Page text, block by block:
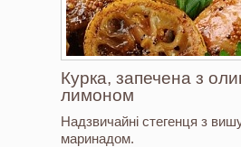
Курка, запечена з
лимоном
Надзвичайні стегенця з
маринадом.